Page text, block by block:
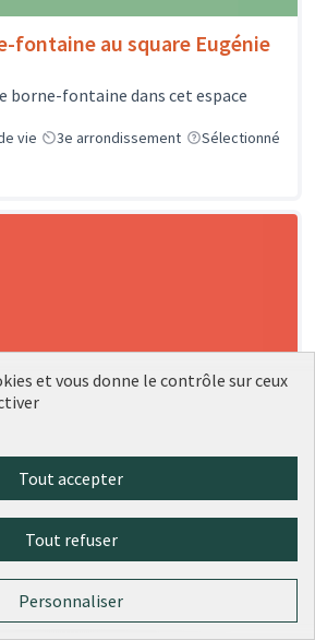
fontaine au square Eugénie
borne-fontaine dans cet espace
vie 3e arrondissement Sélectionné
et vous donne le contrôle sur ceux
Tout accepter
Tout refuser
Personnaliser